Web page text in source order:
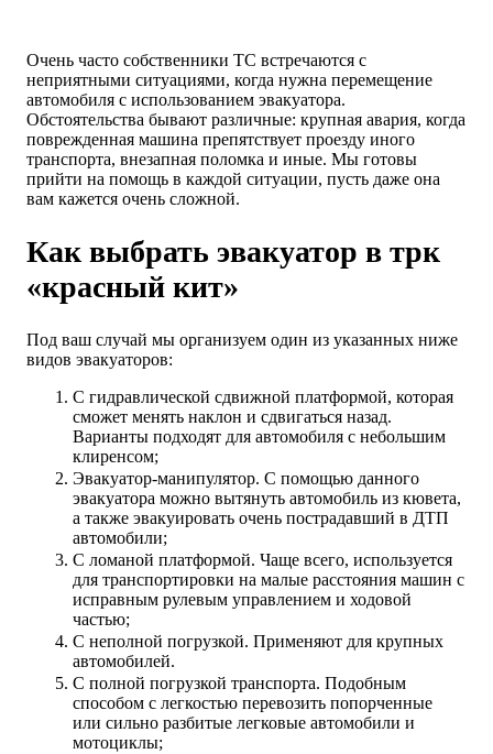
Очень часто собственники ТС встречаются с
неприятными ситуациями, когда нужна перемещение
автомобиля с использованием эвакуатора.
Обстоятельства бывают различные: крупная авария, когда
поврежденная машина препятствует проезду иного
транспорта, внезапная поломка и иные. Мы готовы
прийти на помощь в каждой ситуации, пусть даже она
вам кажется очень сложной.
Как выбрать эвакуатор в трк
«красный кит»
Под ваш случай мы организуем один из указанных ниже
видов эвакуаторов:
С гидравлической сдвижной платформой, которая
сможет менять наклон и сдвигаться назад.
Варианты подходят для автомобиля с небольшим
клиренсом;
Эвакуатор-манипулятор. С помощью данного
эвакуатора можно вытянуть автомобиль из кювета,
а также эвакуировать очень пострадавший в ДТП
автомобили;
С ломаной платформой. Чаще всего, используется
для транспортировки на малые расстояния машин с
исправным рулевым управлением и ходовой
частью;
С неполной погрузкой. Применяют для крупных
автомобилей.
С полной погрузкой транспорта. Подобным
способом с легкостью перевозить попорченные
или сильно разбитые легковые автомобили и
мотоциклы;